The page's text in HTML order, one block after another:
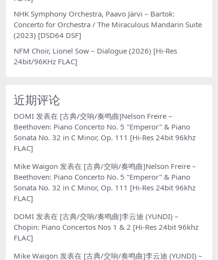
NHK Symphony Orchestra, Paavo Järvi – Bartok:
Concerto for Orchestra / The Miraculous Mandarin Suite
(2023) [DSD64 DSF]
NFM Choir, Lionel Sow – Dialogue (2026) [Hi-Res
24bit/96KHz FLAC]
近期评论
DOMI 发表在 [古典/交响/奏鸣曲]Nelson Freire –
Beethoven: Piano Concerto No. 5 "Emperor" & Piano
Sonata No. 32 in C Minor, Op. 111 [Hi-Res 24bit 96khz
FLAC]
Mike Waigon 发表在 [古典/交响/奏鸣曲]Nelson Freire –
Beethoven: Piano Concerto No. 5 "Emperor" & Piano
Sonata No. 32 in C Minor, Op. 111 [Hi-Res 24bit 96khz
FLAC]
DOMI 发表在 [古典/交响/奏鸣曲]李云迪 (YUNDI) –
Chopin: Piano Concertos Nos 1 & 2 [Hi-Res 24bit 96khz
FLAC]
Mike Waigon 发表在 [古典/交响/奏鸣曲]李云迪 (YUNDI) –